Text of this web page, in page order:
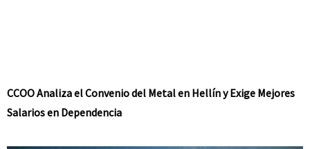
CCOO Analiza el Convenio del Metal en Hellín y Exige Mejores
Salarios en Dependencia